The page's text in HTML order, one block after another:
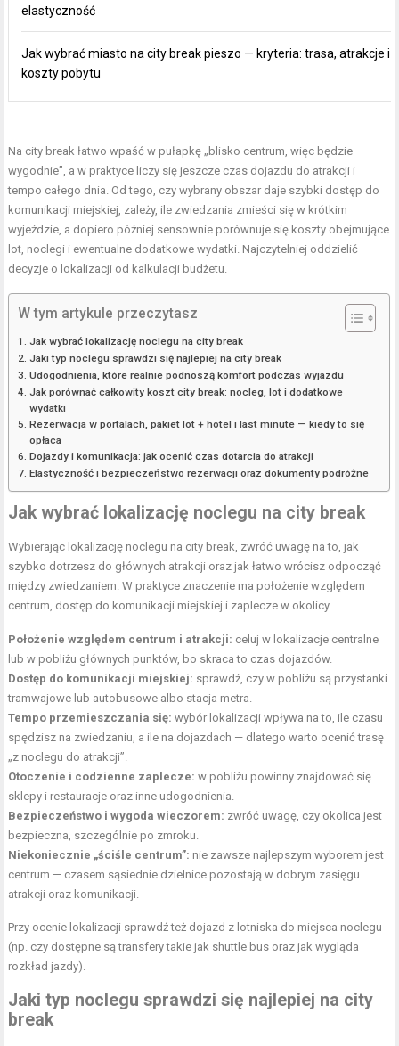
elastyczność
Jak wybrać miasto na city break pieszo — kryteria: trasa, atrakcje i
koszty pobytu
Na city break łatwo wpaść w pułapkę „blisko centrum, więc będzie
wygodnie”, a w praktyce liczy się jeszcze czas dojazdu do atrakcji i
tempo całego dnia. Od tego, czy wybrany obszar daje szybki dostęp do
komunikacji miejskiej, zależy, ile zwiedzania zmieści się w krótkim
wyjeździe, a dopiero później sensownie porównuje się koszty obejmujące
lot, noclegi i ewentualne dodatkowe wydatki. Najczytelniej oddzielić
decyzje o lokalizacji od kalkulacji budżetu.
W tym artykule przeczytasz
Jak wybrać lokalizację noclegu na city break
Jaki typ noclegu sprawdzi się najlepiej na city break
Udogodnienia, które realnie podnoszą komfort podczas wyjazdu
Jak porównać całkowity koszt city break: nocleg, lot i dodatkowe
wydatki
Rezerwacja w portalach, pakiet lot + hotel i last minute — kiedy to się
opłaca
Dojazdy i komunikacja: jak ocenić czas dotarcia do atrakcji
Elastyczność i bezpieczeństwo rezerwacji oraz dokumenty podróżne
Jak wybrać lokalizację noclegu na city break
Wybierając lokalizację noclegu na city break, zwróć uwagę na to, jak
szybko dotrzesz do głównych atrakcji oraz jak łatwo wrócisz odpocząć
między zwiedzaniem. W praktyce znaczenie ma położenie względem
centrum, dostęp do komunikacji miejskiej i zaplecze w okolicy.
Położenie względem centrum i atrakcji: celuj w lokalizacje centralne
lub w pobliżu głównych punktów, bo skraca to czas dojazdów.
Dostęp do komunikacji miejskiej: sprawdź, czy w pobliżu są przystanki
tramwajowe lub autobusowe albo stacja metra.
Tempo przemieszczania się: wybór lokalizacji wpływa na to, ile czasu
spędzisz na zwiedzaniu, a ile na dojazdach — dlatego warto ocenić trasę
„z noclegu do atrakcji”.
Otoczenie i codzienne zaplecze: w pobliżu powinny znajdować się
sklepy i restauracje oraz inne udogodnienia.
Bezpieczeństwo i wygoda wieczorem: zwróć uwagę, czy okolica jest
bezpieczna, szczególnie po zmroku.
Niekoniecznie „ściśle centrum”: nie zawsze najlepszym wyborem jest
centrum — czasem sąsiednie dzielnice pozostają w dobrym zasięgu
atrakcji oraz komunikacji.
Przy ocenie lokalizacji sprawdź też dojazd z lotniska do miejsca noclegu
(np. czy dostępne są transfery takie jak shuttle bus oraz jak wygląda
rozkład jazdy).
Jaki typ noclegu sprawdzi się najlepiej na city
break